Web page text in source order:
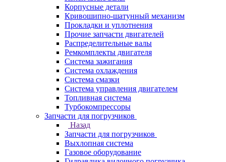
Корпусные детали
Кривошипно-шатунный механизм
Прокладки и уплотнения
Прочие запчасти двигателей
Распределительные валы
Ремкомплекты двигателя
Система зажигания
Система охлаждения
Система смазки
Система управления двигателем
Топливная система
Турбокомпрессоры
Запчасти для погрузчиков
Назад
Запчасти для погрузчиков
Выхлопная система
Газовое оборудование